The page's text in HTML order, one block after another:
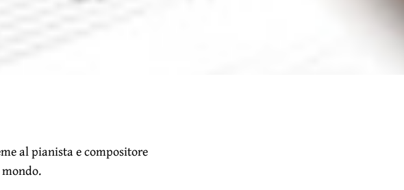
al pianista e compositore